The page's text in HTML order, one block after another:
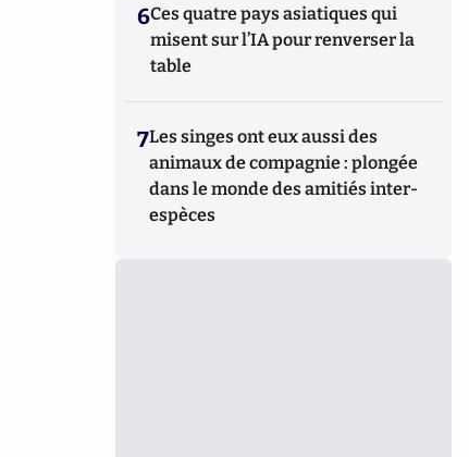
6Ces quatre pays asiatiques qui
misent sur l’IA pour renverser la
table
7Les singes ont eux aussi des
animaux de compagnie : plongée
dans le monde des amitiés inter-
espèces